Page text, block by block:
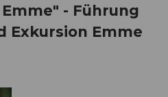
- Führung
Exkursion Emme